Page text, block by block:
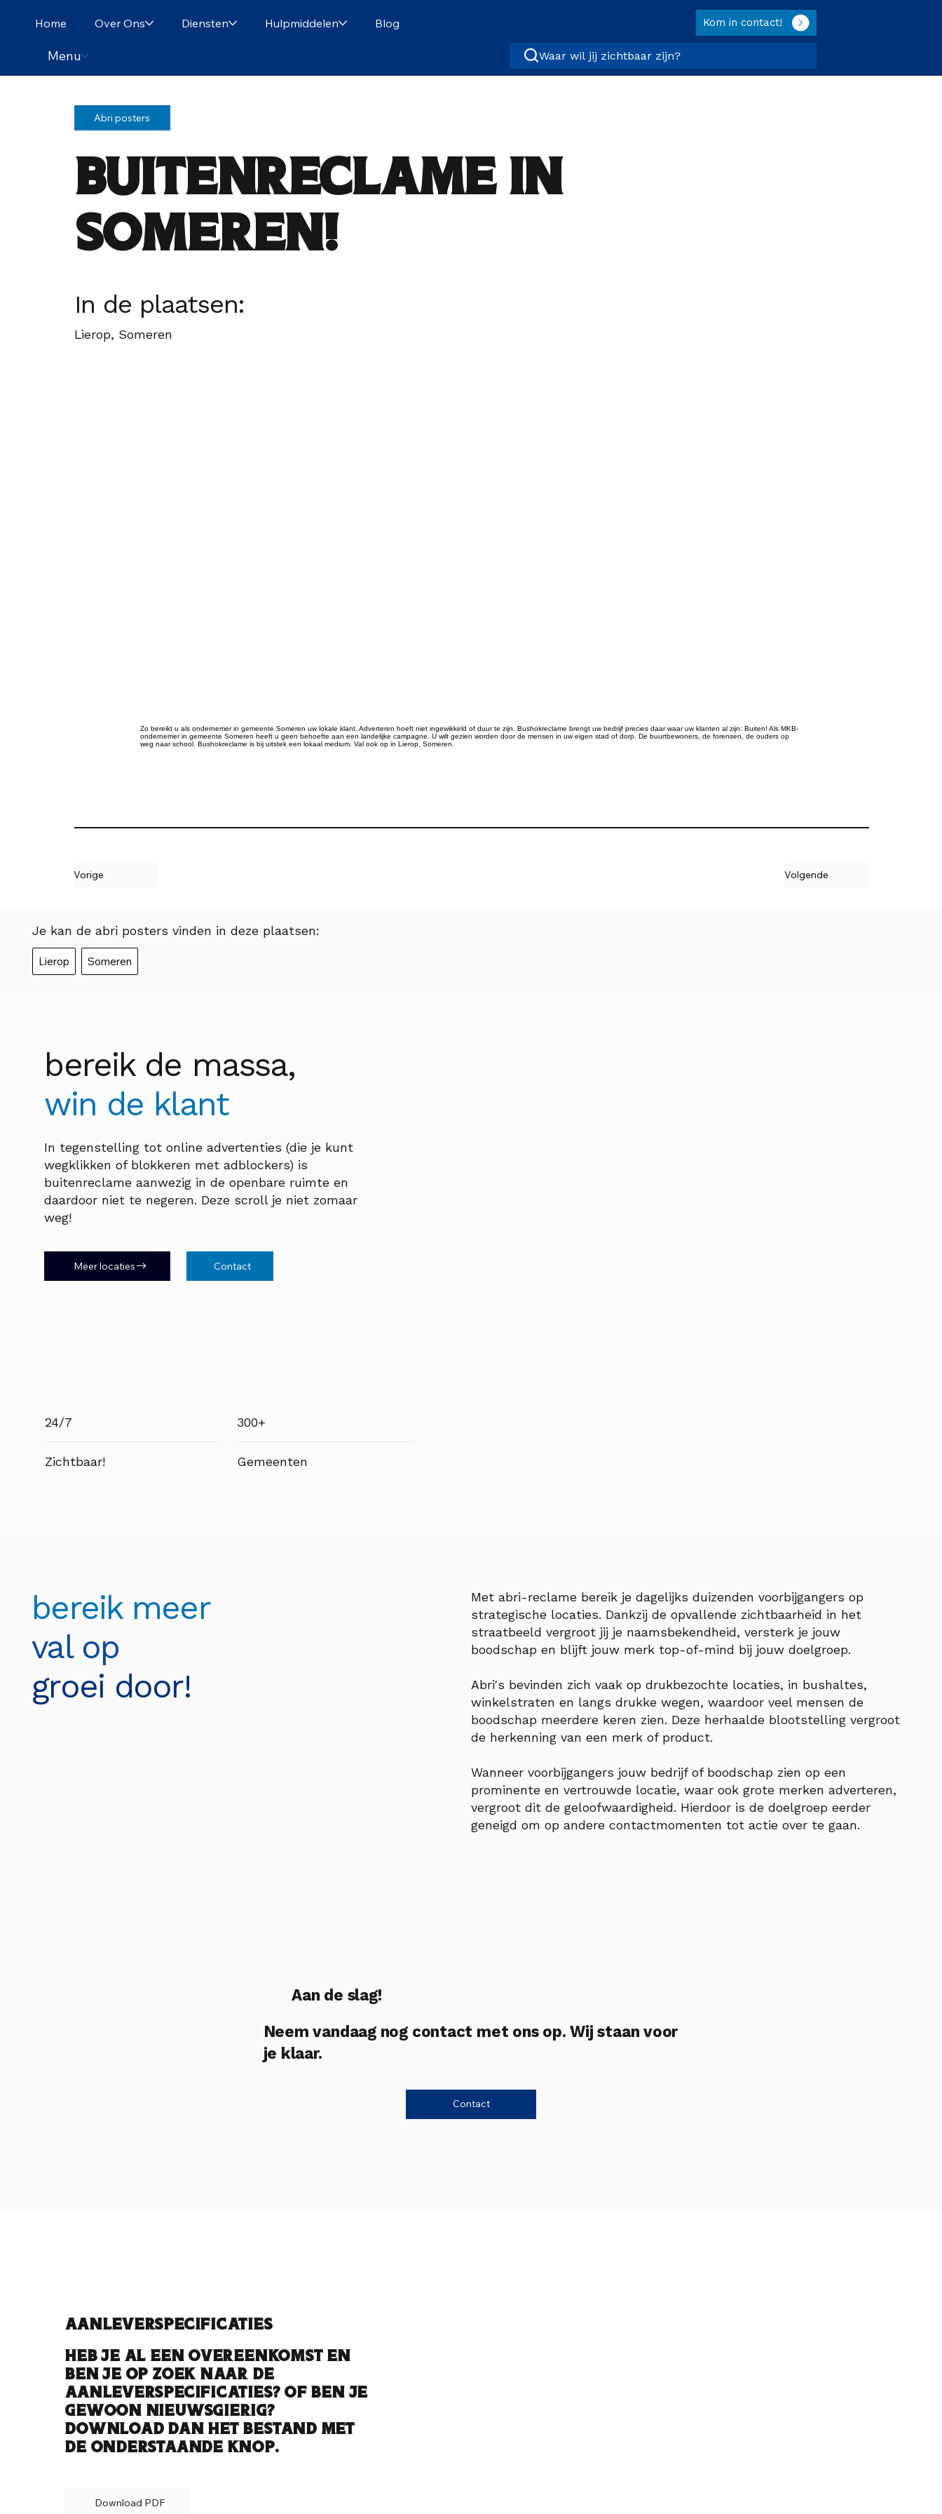
Home Over Ons Diensten Hulpmiddelen Blog Kom in contact!
Menu Waar wil jij zichtbaar zijn?
Abri posters
Buitenreclame in
Someren!
In de plaatsen:
Lierop, Someren
Zo bereikt u als ondernemer in gemeente Someren uw lokale klant. Adverteren hoeft niet ingewikkeld of duur te zijn. Bushokreclame brengt uw bedrijf precies daar waar uw klanten al zijn: Buiten! Als MKB-
ondernemer in gemeente Someren heeft u geen behoefte aan een landelijke campagne. U wilt gezien worden door de mensen in uw eigen stad of dorp. De buurtbewoners, de forensen, de ouders op
weg naar school. Bushokreclame is bij uitstek een lokaal medium. Val ook op in Lierop, Someren.
Vorige Volgende
Je kan de abri posters vinden in deze plaatsen:
Lierop Someren
bereik de massa,
win de klant
In tegenstelling tot online advertenties (die je kunt
wegklikken of blokkeren met adblockers) is
buitenreclame aanwezig in de openbare ruimte en
daardoor niet te negeren. Deze scroll je niet zomaar
weg!
Meer locaties Contact
24/7
Zichtbaar!
300+
Gemeenten
bereik meer
val op
groei door!
Met abri-reclame bereik je dagelijks duizenden voorbijgangers op
strategische locaties. Dankzij de opvallende zichtbaarheid in het
straatbeeld vergroot jij je naamsbekendheid, versterk je jouw
boodschap en blijft jouw merk top-of-mind bij jouw doelgroep.
Abri's bevinden zich vaak op drukbezochte locaties, in bushaltes,
winkelstraten en langs drukke wegen, waardoor veel mensen de
boodschap meerdere keren zien. Deze herhaalde blootstelling vergroot
de herkenning van een merk of product.
Wanneer voorbijgangers jouw bedrijf of boodschap zien op een
prominente en vertrouwde locatie, waar ook grote merken adverteren,
vergroot dit de geloofwaardigheid. Hierdoor is de doelgroep eerder
geneigd om op andere contactmomenten tot actie over te gaan.
Aan de slag!
Neem vandaag nog contact met ons op. Wij staan voor
je klaar.
Contact
Aanleverspecificaties
Heb je al een overeenkomst en
ben je op zoek naar de
aanleverspecificaties? Of ben je
gewoon nieuwsgierig?
Download dan het bestand met
de onderstaande knop.
Download PDF